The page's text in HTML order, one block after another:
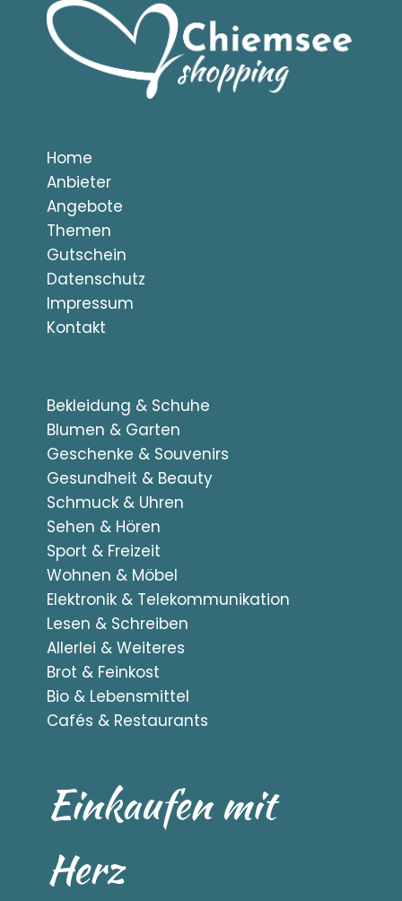
Home
Anbieter
Angebote
Themen
Gutschein
Datenschutz
Impressum
Kontakt
Bekleidung & Schuhe
Blumen & Garten
Geschenke & Souvenirs
Gesundheit & Beauty
Schmuck & Uhren
Sehen & Hören
Sport & Freizeit
Wohnen & Möbel
Elektronik & Telekommunikation
Lesen & Schreiben
Allerlei & Weiteres
Brot & Feinkost
Bio & Lebensmittel
Cafés & Restaurants
Einkaufen mit
Herz